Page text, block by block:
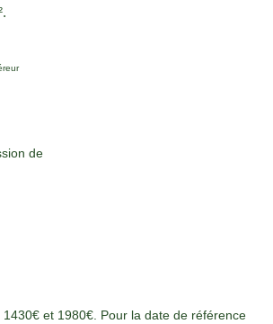
et 1980€. Pour la date de référence